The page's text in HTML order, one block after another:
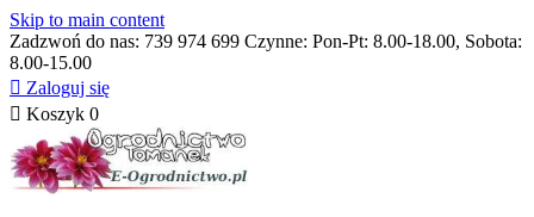
Skip to main content
Zadzwoń do nas: 739 974 699 Czynne: Pon-Pt: 8.00-18.00, Sobota:
8.00-15.00
 Zaloguj się
 Koszyk 0